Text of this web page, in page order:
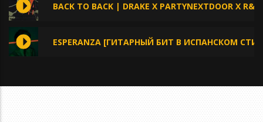
BACK TO BACK | DRAKE X PARTYNEXTDOOR X R&B
ESPERANZA [ГИТАРНЫЙ БИТ В ИСПАНСКОМ